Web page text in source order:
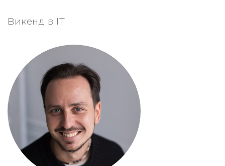
Викенд в IT